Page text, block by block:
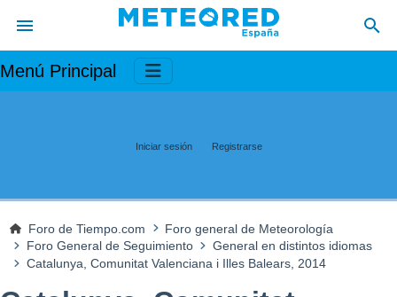
Menú Principal
Iniciar sesión Registrarse
Foro de Tiempo.com
Foro general de Meteorología
Foro General de Seguimiento
General en distintos idiomas
Catalunya, Comunitat Valenciana i Illes Balears, 2014